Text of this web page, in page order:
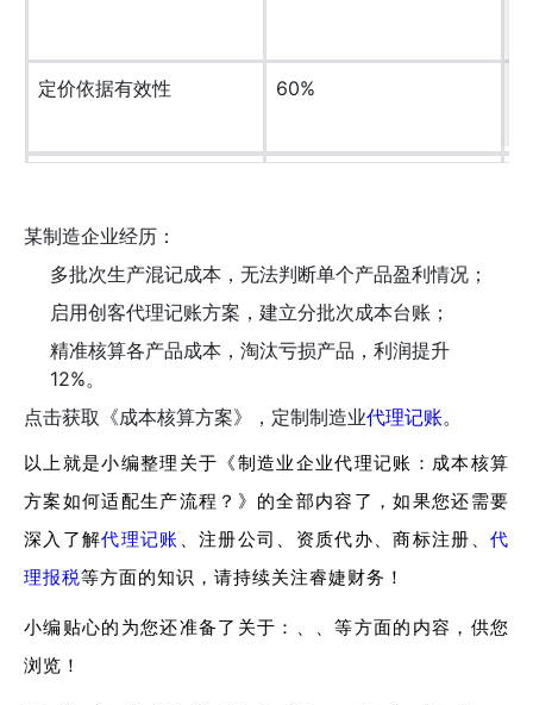
定价依据有效性 60%
某制造企业经历：
多批次生产混记成本，无法判断单个产品盈利情况；
启用创客代理记账方案，建立分批次成本台账；
精准核算各产品成本，淘汰亏损产品，利润提升
12%。
点击获取《成本核算方案》，定制制造业代理记账。
以上就是小编整理关于《制造业企业代理记账：成本核算
方案如何适配生产流程？》的全部内容了，如果您还需要
深入了解代理记账 、注册公司、资质代办、商标注册、代
理报税等方面的知识，请持续关注睿婕财务！
小编贴心的为您还准备了关于：、、等方面的内容，供您
浏览！